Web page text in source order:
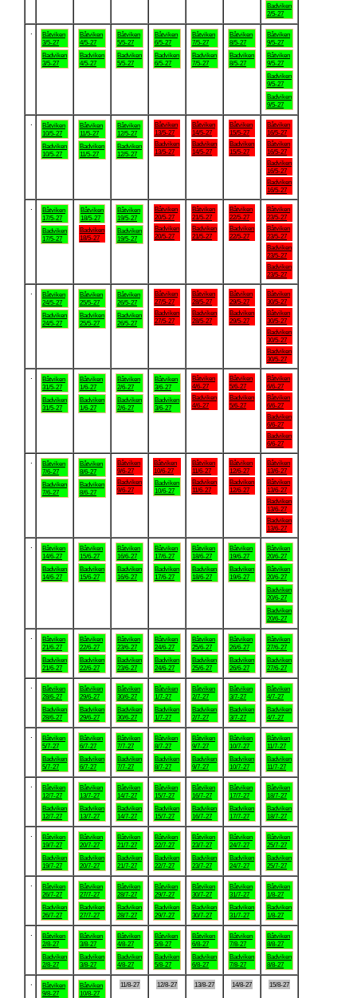
Badviken
2/5-27
Båtviken
3/5-27
Badviken
3/5-27
Båtviken
4/5-27
Badviken
4/5-27
Båtviken
5/5-27
Badviken
5/5-27
Båtviken
6/5-27
Badviken
6/5-27
Båtviken
7/5-27
Badviken
7/5-27
Båtviken
8/5-27
Badviken
8/5-27
Båtviken
9/5-27
Båtviken
9/5-27
Badviken
9/5-27
Badviken
9/5-27
Båtviken
10/5-27
Badviken
10/5-27
Båtviken
11/5-27
Badviken
11/5-27
Båtviken
12/5-27
Badviken
12/5-27
Båtviken
13/5-27
Badviken
13/5-27
Båtviken
14/5-27
Badviken
14/5-27
Båtviken
15/5-27
Badviken
15/5-27
Båtviken
16/5-27
Båtviken
16/5-27
Badviken
16/5-27
Badviken
16/5-27
Båtviken
17/5-27
Badviken
17/5-27
Båtviken
18/5-27
Badviken
18/5-27
Båtviken
19/5-27
Badviken
19/5-27
Båtviken
20/5-27
Badviken
20/5-27
Båtviken
21/5-27
Badviken
21/5-27
Båtviken
22/5-27
Badviken
22/5-27
Båtviken
23/5-27
Båtviken
23/5-27
Badviken
23/5-27
Badviken
23/5-27
Båtviken
24/5-27
Badviken
24/5-27
Båtviken
25/5-27
Badviken
25/5-27
Båtviken
26/5-27
Badviken
26/5-27
Båtviken
27/5-27
Badviken
27/5-27
Båtviken
28/5-27
Badviken
28/5-27
Båtviken
29/5-27
Badviken
29/5-27
Båtviken
30/5-27
Båtviken
30/5-27
Badviken
30/5-27
Badviken
30/5-27
Båtviken
31/5-27
Badviken
31/5-27
Båtviken
1/6-27
Badviken
1/6-27
Båtviken
2/6-27
Badviken
2/6-27
Båtviken
3/6-27
Badviken
3/6-27
Båtviken
4/6-27
Badviken
4/6-27
Båtviken
5/6-27
Badviken
5/6-27
Båtviken
6/6-27
Båtviken
6/6-27
Badviken
6/6-27
Badviken
6/6-27
Båtviken
7/6-27
Badviken
7/6-27
Båtviken
8/6-27
Badviken
8/6-27
Båtviken
9/6-27
Badviken
9/6-27
Båtviken
10/6-27
Badviken
10/6-27
Båtviken
11/6-27
Badviken
11/6-27
Båtviken
12/6-27
Badviken
12/6-27
Båtviken
13/6-27
Båtviken
13/6-27
Badviken
13/6-27
Badviken
13/6-27
Båtviken
14/6-27
Badviken
14/6-27
Båtviken
15/6-27
Badviken
15/6-27
Båtviken
16/6-27
Badviken
16/6-27
Båtviken
17/6-27
Badviken
17/6-27
Båtviken
18/6-27
Badviken
18/6-27
Båtviken
19/6-27
Badviken
19/6-27
Båtviken
20/6-27
Båtviken
20/6-27
Badviken
20/6-27
Badviken
20/6-27
Båtviken
21/6-27
Badviken
21/6-27
Båtviken
22/6-27
Badviken
22/6-27
Båtviken
23/6-27
Badviken
23/6-27
Båtviken
24/6-27
Badviken
24/6-27
Båtviken
25/6-27
Badviken
25/6-27
Båtviken
26/6-27
Badviken
26/6-27
Båtviken
27/6-27
Badviken
27/6-27
Båtviken
28/6-27
Badviken
28/6-27
Båtviken
29/6-27
Badviken
29/6-27
Båtviken
30/6-27
Badviken
30/6-27
Båtviken
1/7-27
Badviken
1/7-27
Båtviken
2/7-27
Badviken
2/7-27
Båtviken
3/7-27
Badviken
3/7-27
Båtviken
4/7-27
Badviken
4/7-27
Båtviken
5/7-27
Badviken
5/7-27
Båtviken
6/7-27
Badviken
6/7-27
Båtviken
7/7-27
Badviken
7/7-27
Båtviken
8/7-27
Badviken
8/7-27
Båtviken
9/7-27
Badviken
9/7-27
Båtviken
10/7-27
Badviken
10/7-27
Båtviken
11/7-27
Badviken
11/7-27
Båtviken
12/7-27
Badviken
12/7-27
Båtviken
13/7-27
Badviken
13/7-27
Båtviken
14/7-27
Badviken
14/7-27
Båtviken
15/7-27
Badviken
15/7-27
Båtviken
16/7-27
Badviken
16/7-27
Båtviken
17/7-27
Badviken
17/7-27
Båtviken
18/7-27
Badviken
18/7-27
Båtviken
19/7-27
Badviken
19/7-27
Båtviken
20/7-27
Badviken
20/7-27
Båtviken
21/7-27
Badviken
21/7-27
Båtviken
22/7-27
Badviken
22/7-27
Båtviken
23/7-27
Badviken
23/7-27
Båtviken
24/7-27
Badviken
24/7-27
Båtviken
25/7-27
Badviken
25/7-27
Båtviken
26/7-27
Badviken
26/7-27
Båtviken
27/7-27
Badviken
27/7-27
Båtviken
28/7-27
Badviken
28/7-27
Båtviken
29/7-27
Badviken
29/7-27
Båtviken
30/7-27
Badviken
30/7-27
Båtviken
31/7-27
Badviken
31/7-27
Båtviken
1/8-27
Badviken
1/8-27
Båtviken
2/8-27
Badviken
2/8-27
Båtviken
3/8-27
Badviken
3/8-27
Båtviken
4/8-27
Badviken
4/8-27
Båtviken
5/8-27
Badviken
5/8-27
Båtviken
6/8-27
Badviken
6/8-27
Båtviken
7/8-27
Badviken
7/8-27
Båtviken
8/8-27
Badviken
8/8-27
Båtviken
9/8-27
Båtviken
10/8-27
11/8-27 12/8-27 13/8-27 14/8-27 15/8-27